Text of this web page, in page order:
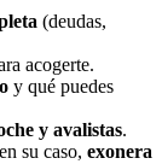
(deudas,
acogerte.
y qué puedes
y avalistas.
su caso, exonera